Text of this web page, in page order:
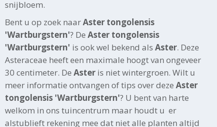
snijbloem.
Bent u op zoek naarAster tongolensis
'Wartburgstern'? De Aster tongolensis
'Wartburgstern' is ook wel bekend als Aster. Deze
Asteraceae heeft een maximale hoogt van ongeveer
30 centimeter. De Aster is niet wintergroen. Wilt u
meer informatie ontvangen of tips over deze Aster
tongolensis 'Wartburgstern'? U bent van harte
welkom in ons tuincentrum maar houdt u er
alstublieft rekening mee dat niet alle planten altijd